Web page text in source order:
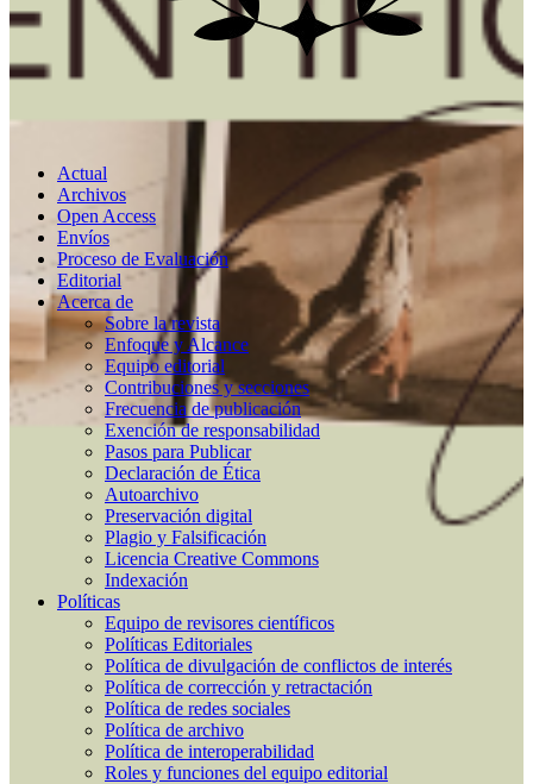
Actual
Archivos
Open Access
Envíos
Proceso de Evaluación
Editorial
Acerca de
Sobre la revista
Enfoque y Alcance
Equipo editorial
Contribuciones y secciones
Frecuencia de publicación
Exención de responsabilidad
Pasos para Publicar
Declaración de Ética
Autoarchivo
Preservación digital
Plagio y Falsificación
Licencia Creative Commons
Indexación
Políticas
Equipo de revisores científicos
Políticas Editoriales
Política de divulgación de conflictos de interés
Política de corrección y retractación
Política de redes sociales
Política de archivo
Política de interoperabilidad
Roles y funciones del equipo editorial